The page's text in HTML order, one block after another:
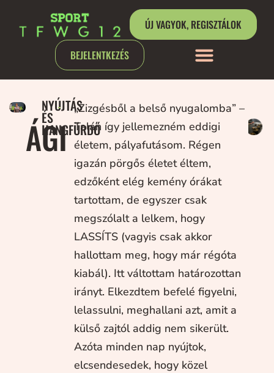
ÚJ VAGYOK, REGISZTÁLOK
BEJELENTKEZÉS
ÁGI
NYÚJTÁS
ÉS
HANGFÜRDŐ
„Zizgésből a belső nyugalomba” –
Talán így jellemezném eddigi
életem, pályafutásom. Régen
igazán pörgős életet éltem,
edzőként elég kemény órákat
tartottam, de egyszer csak
megszólalt a lelkem, hogy
LASSÍTS (vagyis csak akkor
hallottam meg, hogy már régóta
kiabál). Itt váltottam határozottan
irányt. Elkezdtem befelé figyelni,
lelassulni, meghallani azt, amit a
külső zajtól addig nem sikerült.
Azóta minden nap nyújtok,
elcsendesedek, hogy közel